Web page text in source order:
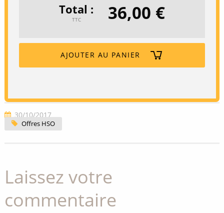
Total
TTC 36,00 €
AJOUTER AU PANIER
30/10/2017
Offres HSO
Laissez votre
commentaire